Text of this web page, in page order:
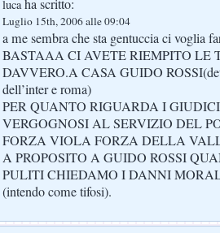
lucaha scritto:
Luglio 15th, 2006 alle 09:04
a me sembra che sta gentuccia ci voglia
BASTAAA CI AVETE RIEMPITO LE
DAVVERO.A CASA GUIDO
dell’inter e roma)
PER QUANTO RIGUARDA I
VERGOGNOSI AL SERVIZIO DEL
FORZA VIOLA FORZA DELLA
A PROPOSITO A GUIDO ROSSI
PULITI CHIEDAMO I DANNI
(intendo come tifosi).